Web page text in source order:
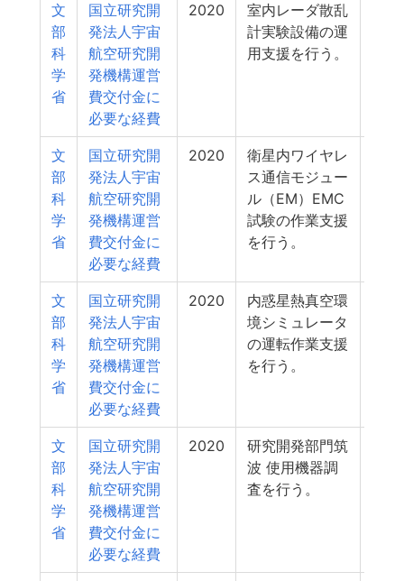
文
部
科
学
省
国立研究開
発法人宇宙
航空研究開
発機構運営
費交付金に
必要な経費
2020
室内レーダ散乱
計実験設備の運
用支援を行う。
文
部
科
学
省
国立研究開
発法人宇宙
航空研究開
発機構運営
費交付金に
必要な経費
2020
衛星内ワイヤレ
ス通信モジュー
ル（EM）EMC
試験の作業支援
を行う。
文
部
科
学
省
国立研究開
発法人宇宙
航空研究開
発機構運営
費交付金に
必要な経費
2020
内惑星熱真空環
境シミュレータ
の運転作業支援
を行う。
文
部
科
学
省
国立研究開
発法人宇宙
航空研究開
発機構運営
費交付金に
必要な経費
2020
研究開発部門筑
波 使用機器調
査を行う。